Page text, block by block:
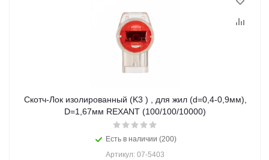
Скотч-Лок изолированный (K3 ) , для жил (d=0,4-0,9мм),
D=1,67мм REXANT (100/100/10000)
Есть в наличии (200)
Артикул: 07-5403